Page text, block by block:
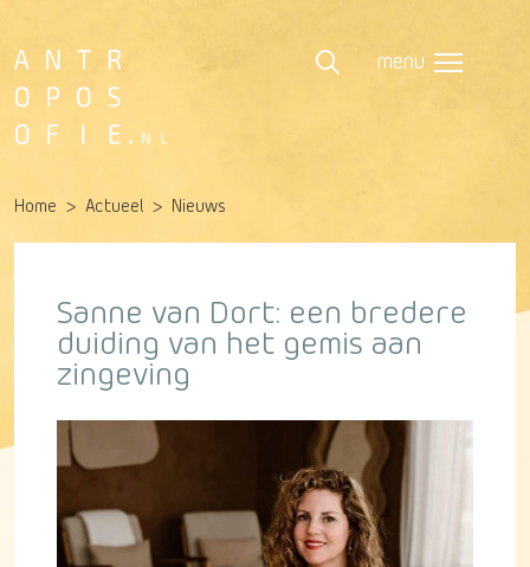
menu
Home Actueel Nieuws
Sanne van Dort: een bredere
duiding van het gemis aan
zingeving